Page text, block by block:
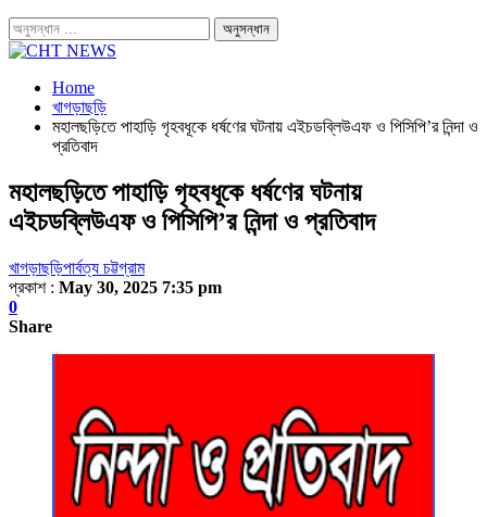
Home
খাগড়াছড়ি
মহালছড়িতে পাহাড়ি গৃহবধূকে ধর্ষণের ঘটনায় এইচডব্লিউএফ ও পিসিপি’র নিন্দা ও
প্রতিবাদ
মহালছড়িতে পাহাড়ি গৃহবধূকে ধর্ষণের ঘটনায়
এইচডব্লিউএফ ও পিসিপি’র নিন্দা ও প্রতিবাদ
খাগড়াছড়িপার্বত্য চট্টগ্রাম
প্রকাশ : May 30, 2025 7:35 pm
0
Share